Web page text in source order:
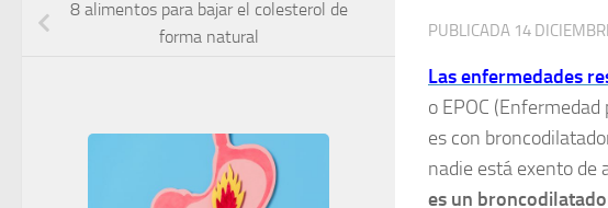
PUBLICADA 14
Las enfermedades
o EPOC
es con
nadie está exento de
es un
8 alimentos para bajar el colesterol de
forma natural